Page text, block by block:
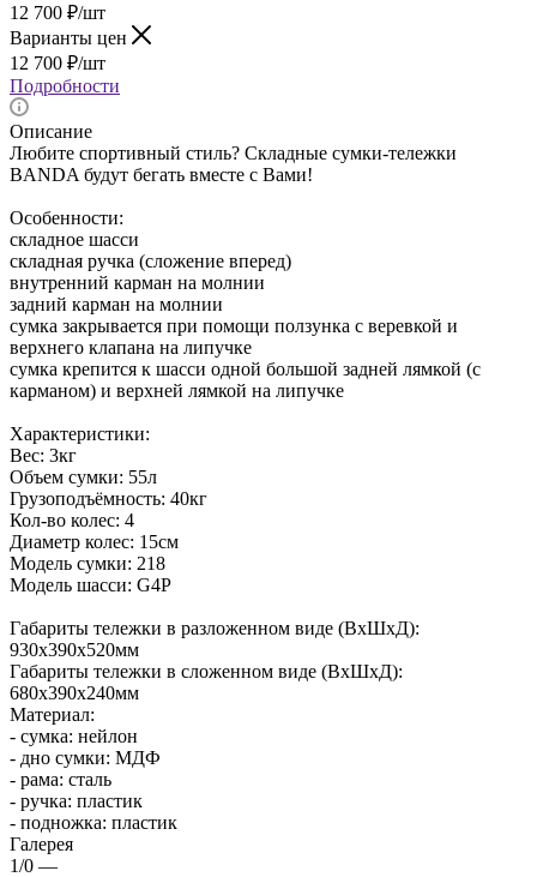
12 700 ₽/шт
Варианты цен
12 700 ₽/шт
Подробности
Описание
Любите спортивный стиль? Складные сумки-тележки
BANDA будут бегать вместе с Вами!
Особенности:
складное шасси
складная ручка (сложение вперед)
внутренний карман на молнии
задний карман на молнии
сумка закрывается при помощи ползунка с веревкой и
верхнего клапана на липучке
сумка крепится к шасси одной большой задней лямкой (с
карманом) и верхней лямкой на липучке
Характеристики:
Вес: 3кг
Объем сумки: 55л
Грузоподъёмность: 40кг
Кол-во колес: 4
Диаметр колес: 15см
Модель сумки: 218
Модель шасси: G4P
Габариты тележки в разложенном виде (ВхШхД):
930х390х520мм
Габариты тележки в сложенном виде (ВхШхД):
680х390х240мм
Материал:
- сумка: нейлон
- дно сумки: МДФ
- рама: сталь
- ручка: пластик
- подножка: пластик
Галерея
1/0 —